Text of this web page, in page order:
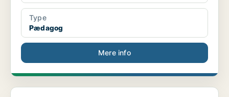
Type
Pædagog
Mere info
Børnehavepædagog